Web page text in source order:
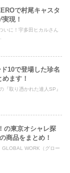
で村尾キャスタ
現！
いに！宇多田ヒカルさん
10で登場した珍名
ます！
取り憑かれた達人SP』
の東京オシャレ探
商品をまとめ！
GLOBAL WORK（グロー